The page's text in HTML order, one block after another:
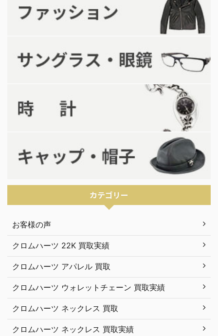
カテゴリー
お客様の声
クロムハーツ 22K 買取実績
クロムハーツ アパレル 買取
クロムハーツ ウォレットチェーン 買取実績
クロムハーツ ネックレス 買取
クロムハーツ ネックレス 買取実績